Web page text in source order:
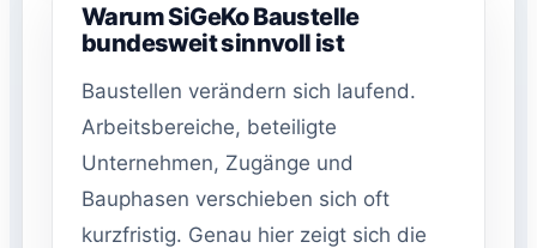
Warum SiGeKo Baustelle
bundesweit sinnvoll ist
Baustellen verändern sich laufend.
Arbeitsbereiche, beteiligte
Unternehmen, Zugänge und
Bauphasen verschieben sich oft
kurzfristig. Genau hier zeigt sich die